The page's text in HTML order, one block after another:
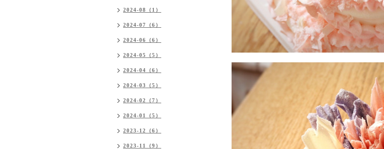
2024-08（1）
2024-07（6）
2024-06（6）
2024-05（5）
2024-04（6）
2024-03（5）
2024-02（7）
2024-01（5）
2023-12（6）
2023-11（9）